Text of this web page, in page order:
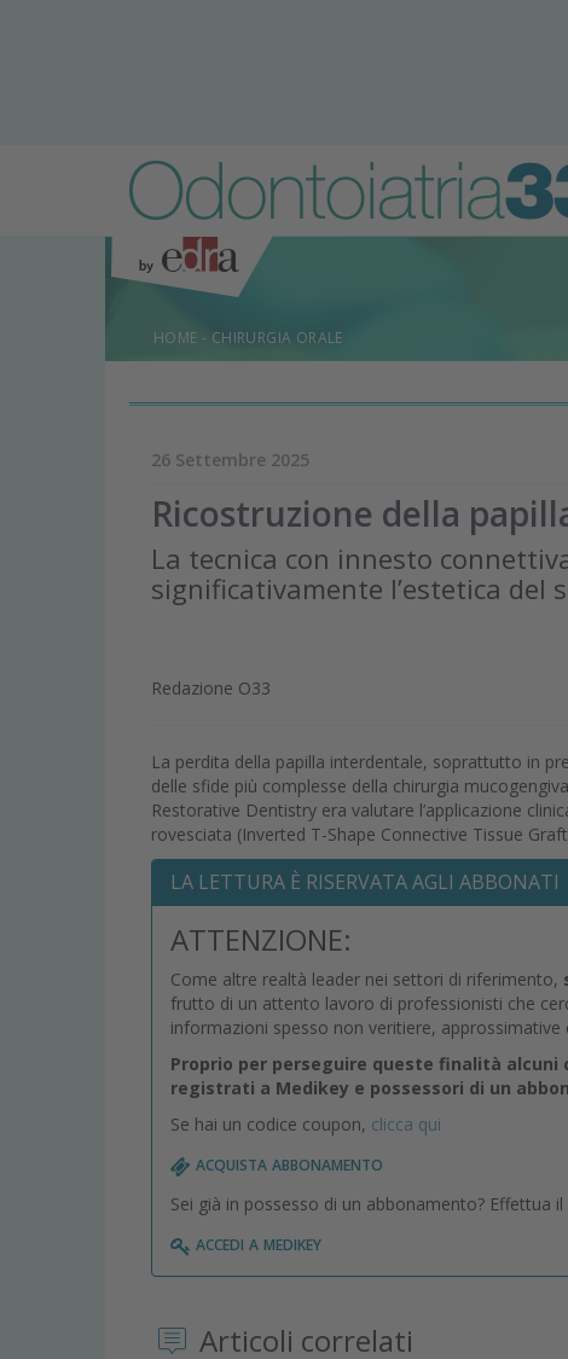
HOME - CHIRURGIA ORALE
26 Settembre 2025
Ricostruzione della
La tecnica con innesto
significativamente l’estetica del
Redazione O33
La perdita della papilla interdentale, soprattutto in
delle sfide più complesse della chirurgia
Restorative Dentistry era valutare l’applicazione
rovesciata (Inverted T-Shape Connective Tissue
LA LETTURA È RISERVATA AGLI ABBONATI
ATTENZIONE:
Come altre realtà leader nei settori di riferimento,
frutto di un attento lavoro di professionisti che
informazioni spesso non veritiere, approssimative
Proprio per perseguire queste finalità
registrati a Medikey e possessori di un
Se hai un codice coupon, clicca qui
acquista abbonamento
Sei già in possesso di un abbonamento? Effettua il
accedi a medikey
Articoli correlati